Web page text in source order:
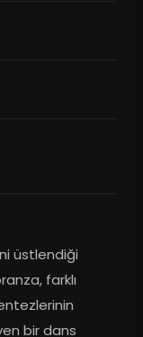
üstlendiği
farklı
bir dans